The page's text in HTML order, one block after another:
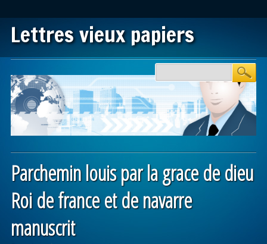
Lettres vieux papiers
Main menu
Parchemin louis par la grace de dieu
Roi de france et de navarre
manuscrit